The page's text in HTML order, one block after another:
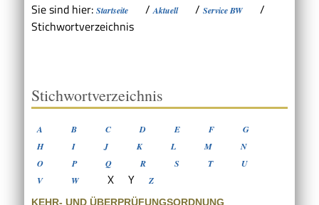
Sie sind hier: Startseite /Aktuell / Service BW
/
Stichwortverzeichnis
Stichwortverzeichnis
A B C D E F
G
H
I J K L M
N
O
P Q R S T
U
V
W X Y Z
KEHR- UND ÜBERPRÜFUNGSORDNUNG